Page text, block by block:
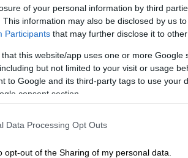
of your personal information by third
This information may also be disclosed by us
Participants that may further disclose it to
that this website/app uses one or more
but not limited to your visit or usage
to Google and its third-party tags to use your
consent section.
Data Processing Opt Outs
opt-out of the Sharing of my personal data.
αποτύπωση των τεσσάρων
ξεπροβάλλει τρέχοντας
στο πάτωμα, στο πάνω μέρος
Τραμπ, σε κοντινή απόσταση
υπουργικού συμβουλίου.